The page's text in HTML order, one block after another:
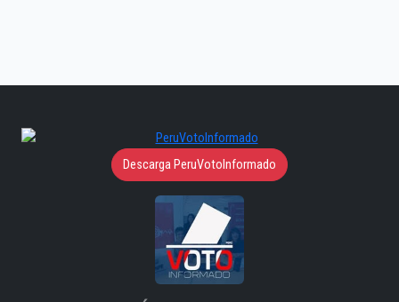
Descarga PeruVotoInformado